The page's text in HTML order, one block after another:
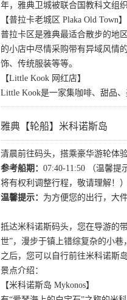
年，雅典卫城被联合国教科文组
【普拉卡老城区 Plaka Old Town】
普拉卡区是雅典最适合散步的地
的小店中尽情采购带有异域风情
饰、传统服装等等。
【Little Kook 网红店】
Little Kook是一家集咖啡、甜品
雅典【轮船】米科诺斯岛
清晨前往码头，搭乘豪华游轮体
参考船期： 07:40-11:50 （温馨
将有权利调整行程，敬请理解！
温馨提示： 为方便您的出行，大
抵达米科诺斯码头，您在导游的
世”，漫步于镇上错综复杂的小
之后，您可以自行前往米科诺斯
景点介绍：
【米科诺斯岛 Mykonos】